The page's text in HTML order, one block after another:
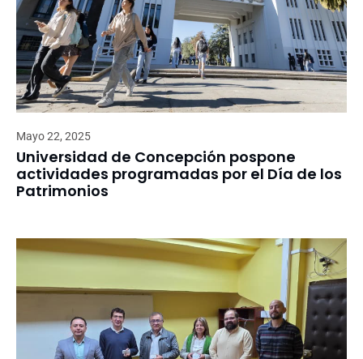
Mayo 22, 2025
Universidad de Concepción pospone
actividades programadas por el Día de los
Patrimonios